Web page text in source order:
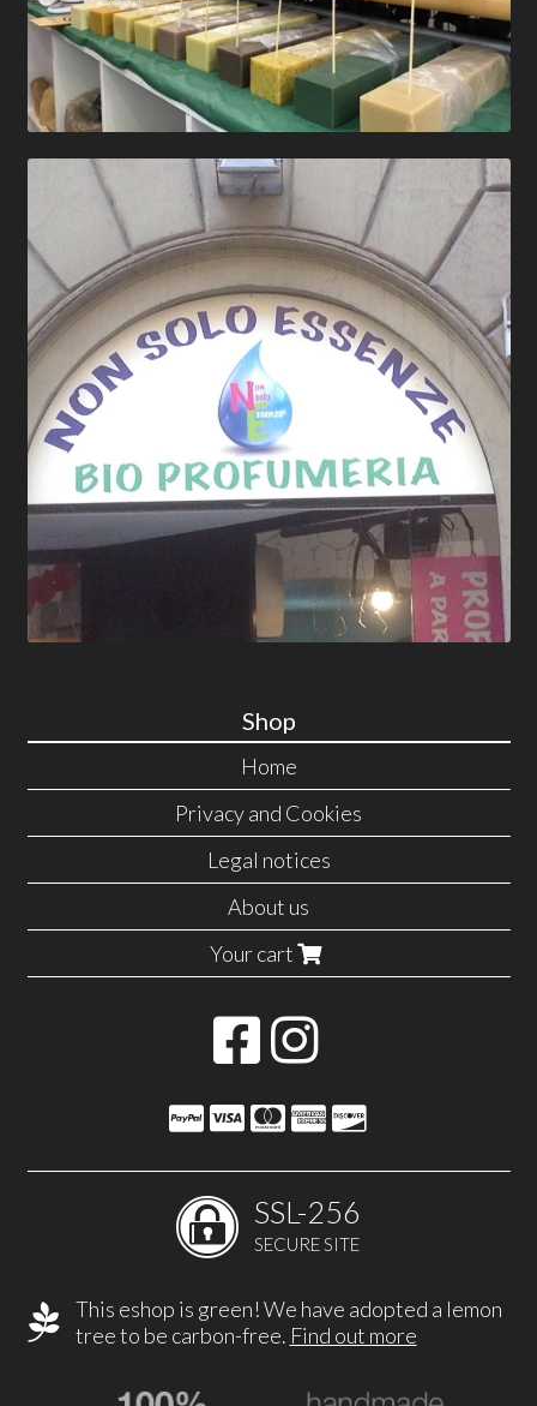
Shop
Home
Privacy and Cookies
Legal notices
About us
Your cart
SSL-256
SECURE SITE
This eshop is green! We have adopted a lemon
tree to be carbon-free. Find out more